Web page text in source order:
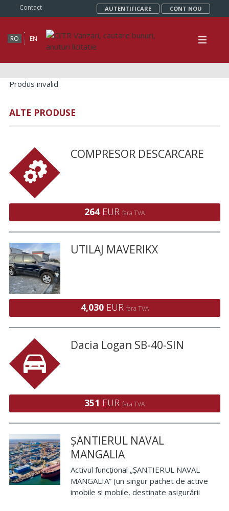
Contact AUTENTIFICARE CONT NOU
RO EN
Produs invalid
ALTE PRODUSE
COMPRESOR DESCARCARE
264 EUR fara TVA
UTILAJ MAVERIKX
4,030 EUR fara TVA
Dacia Logan SB-40-SIN
351 EUR fara TVA
ȘANTIERUL NAVAL
MANGALIA
Activul funcțional „ȘANTIERUL NAVAL
MANGALIA” (un singur pachet de active
imobile și mobile, destinate asigurării